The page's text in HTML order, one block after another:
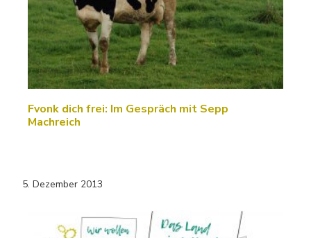
Fvonk dich frei: Im Gespräch mit Sepp
Machreich
5. Dezember 2013